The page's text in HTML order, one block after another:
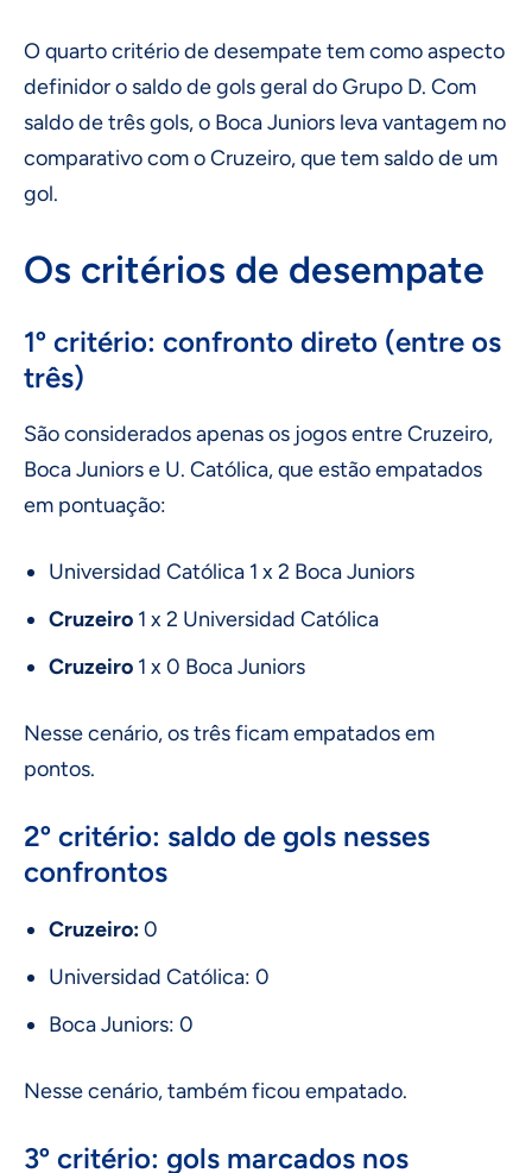
O quarto critério de desempate tem como aspecto
definidor o saldo de gols geral do Grupo D. Com
saldo de três gols, o Boca Juniors leva vantagem no
comparativo com o Cruzeiro, que tem saldo de um
gol.
Os critérios de desempate
1º critério: confronto direto (entre os
três)
São considerados apenas os jogos entre Cruzeiro,
Boca Juniors e U. Católica, que estão empatados
em pontuação:
Universidad Católica 1 x 2 Boca Juniors
Cruzeiro 1 x 2 Universidad Católica
Cruzeiro 1 x 0 Boca Juniors
Nesse cenário, os três ficam empatados em
pontos.
2º critério: saldo de gols nesses
confrontos
Cruzeiro:0
Universidad Católica: 0
Boca Juniors: 0
Nesse cenário, também ficou empatado.
3º critério: gols marcados nos